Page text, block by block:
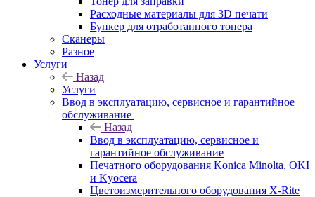
Расходные материалы для 3D печати
Бункер для отработанного тонера
Сканеры
Разное
Услуги
Назад
Услуги
Ввод в эксплуатацию, сервисное и гарантийное
обслуживание
Назад
Ввод в эксплуатацию, сервисное и
гарантийное обслуживание
Печатного оборудования Konica Minolta, OKI
и Kyocera
Цветоизмерительного оборудования X-Rite